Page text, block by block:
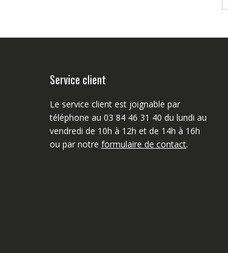
Service client
Le service client est joignable par
téléphone au 03 84 46 31 40 du lundi au
vendredi de 10h à 12h et de 14h à 16h
ou par notre formulaire de contact.